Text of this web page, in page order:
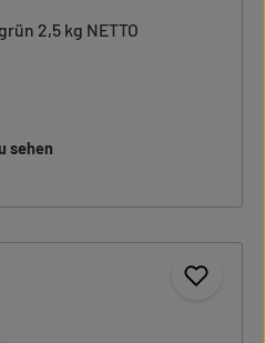
2,5 kg NETTO
sehen